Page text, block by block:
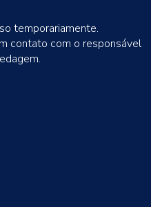
temporariamente.
contato com o responsável